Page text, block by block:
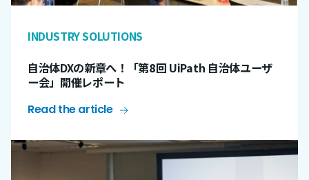
INDUSTRY SOLUTIONS
自治体DXの新章へ！「第8回 UiPath 自治体ユーザ
ー会」開催レポート
Read the article